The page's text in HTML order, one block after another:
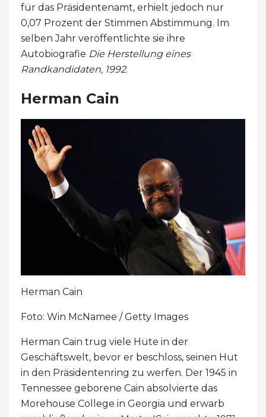
für das Präsidentenamt, erhielt jedoch nur
0,07 Prozent der Stimmen Abstimmung. Im
selben Jahr veröffentlichte sie ihre
Autobiografie Die Herstellung eines
Randkandidaten, 1992.
Herman Cain
Herman Cain
Foto: Win McNamee / Getty Images
Herman Cain trug viele Hüte in der
Geschäftswelt, bevor er beschloss, seinen Hut
in den Präsidentenring zu werfen. Der 1945 in
Tennessee geborene Cain absolvierte das
Morehouse College in Georgia und erwarb